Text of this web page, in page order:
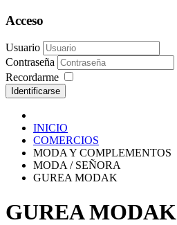
Acceso
Usuario
Contraseña
Recordarme
Identificarse
INICIO
COMERCIOS
MODA Y COMPLEMENTOS
MODA / SEÑORA
GUREA MODAK
GUREA MODAK